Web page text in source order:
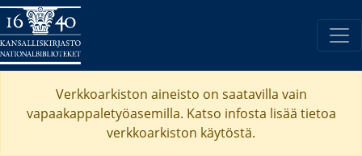
Verkkoarkiston aineisto on saatavilla vain
vapaakappaletyöasemilla. Katso infosta lisää tietoa
verkkoarkiston käytöstä.